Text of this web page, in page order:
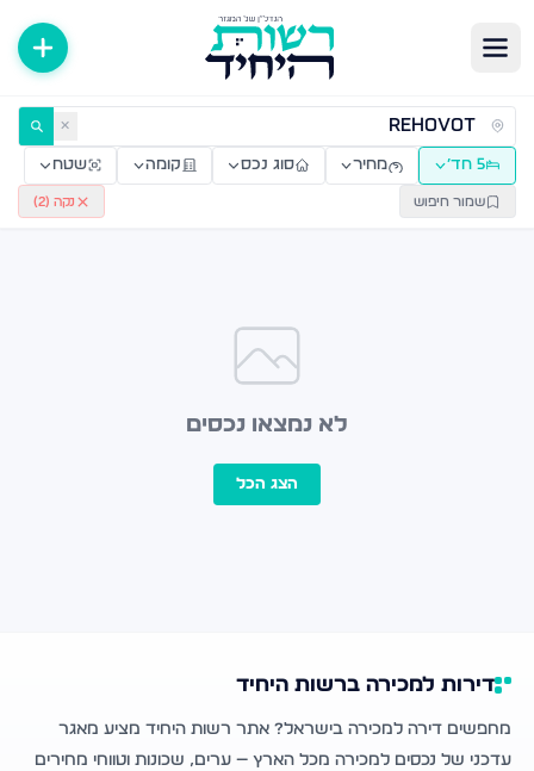
דירות למכירה ולהשכרה — רשות היחיד ✕
5 חד׳ מחיר סוג נכס קומה שטח
שמור חיפוש נקה (2
)
לא נמצאו נכסים
הצג הכל
דירות למכירה ברשות היחיד
מחפשים דירה למכירה בישראל? אתר רשות היחיד מציע מאגר
עדכני של נכסים למכירה מכל הארץ — ערים, שכונות וטווחי מחירים